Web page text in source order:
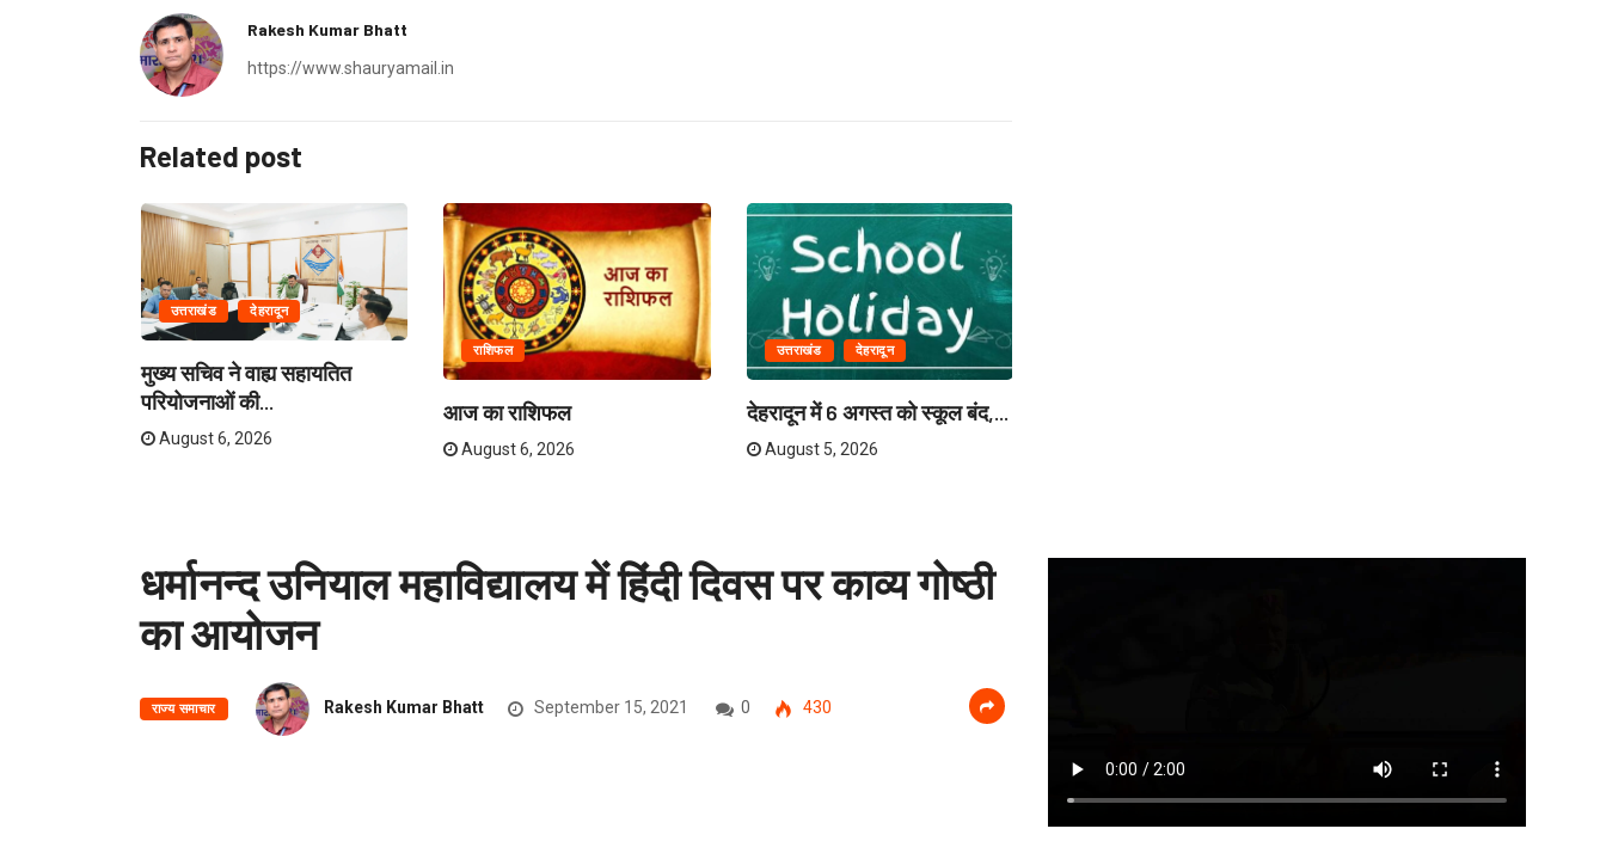
Rakesh Kumar Bhatt
https://www.shauryamail.in
Related post
उत्तराखंड देहरादून
मुख्य सचिव ने वाह्य सहायतित
परियोजनाओं की...
August 6, 2026
राशिफल
आज का राशिफल
August 6, 2026
उत्तराखंड देहरादून
देहरादून में 6 अगस्त को स्कूल बंद,...
August 5, 2026
धर्मानन्द उनियाल महाविद्यालय में हिंदी दिवस पर काव्य गोष्ठी
का आयोजन
राज्य समाचार Rakesh Kumar Bhatt September 15, 2021 0 430